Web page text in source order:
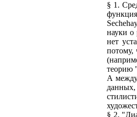
§ 1.
науки о
нет
потому,
теорию
А между
§ 2.